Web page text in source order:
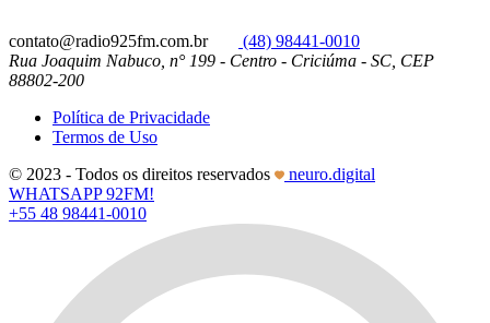
contato@radio925fm.com.br
(48) 98441-0010
Rua Joaquim Nabuco, n° 199 - Centro - Criciúma - SC, CEP
88802-200
Política de Privacidade
Termos de Uso
© 2023 - Todos os direitos reservados
neuro.digital
WHATSAPP 92FM!
+55 48 98441-0010